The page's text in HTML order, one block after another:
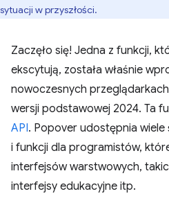
sytuacji w przyszłości.
Zaczęło się! Jedna z funkcji,
ekscytują, została właśnie
nowoczesnych
wersji podstawowej 2024. Ta
API. Popover udostępnia
i funkcji dla programistów,
interfejsów warstwowych,
interfejsy edukacyjne itp.